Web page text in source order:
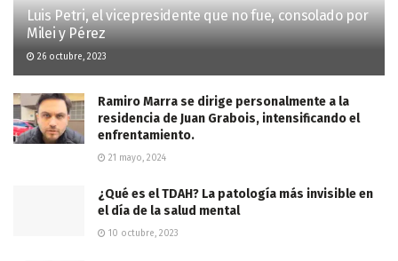
Luis Petri, el vicepresidente que no fue, consolado por
Milei y Pérez
26 octubre, 2023
Ramiro Marra se dirige personalmente a la
residencia de Juan Grabois, intensificando el
enfrentamiento.
21 mayo, 2024
¿Qué es el TDAH? La patología más invisible en
el día de la salud mental
10 octubre, 2023